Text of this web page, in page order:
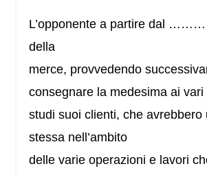
L’opponente a partire dal
della
merce, provvedendo
consegnare la medesima ai vari
studi suoi clienti, che avrebbero
stessa nell’ambito
delle varie operazioni e lavori